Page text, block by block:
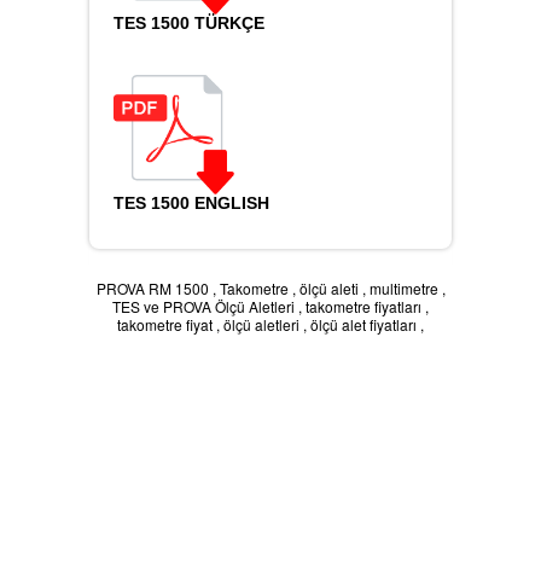
Takometre
Nem ve Isı Ölçer
LAN Kablometre
TES 1500 TÜRKÇE
TES 1500 ENGLISH
PROVA RM 1500 , Takometre, ölçü aleti , multimetre,
TES ve PROVA Ölçü Aletleri , takometre fiyatları ,
takometre fiyat , ölçü aletleri , ölçü alet fiyatları ,